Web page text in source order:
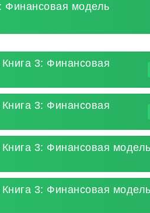
Финансовая модель
3: Финансовая
3: Финансовая
3: Финансовая модель
3: Финансовая модель